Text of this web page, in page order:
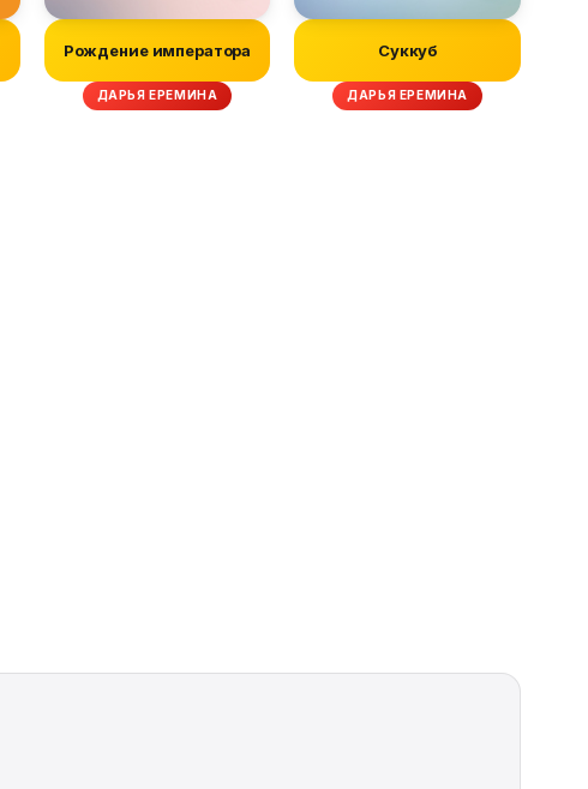
Рождение императора
ДАРЬЯ ЕРЕМИНА
Суккуб
ДАРЬЯ ЕРЕМИНА